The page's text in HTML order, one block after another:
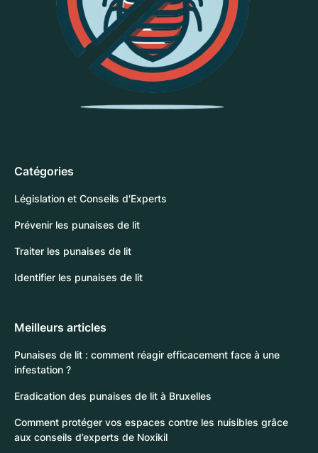
Catégories
Législation et Conseils d'Experts
Prévenir les punaises de lit
Traiter les punaises de lit
Identifier les punaises de lit
Meilleurs articles
Punaises de lit : comment réagir efficacement face à une
infestation ?
Eradication des punaises de lit à Bruxelles
Comment protéger vos espaces contre les nuisibles grâce
aux conseils d’experts de Noxikil